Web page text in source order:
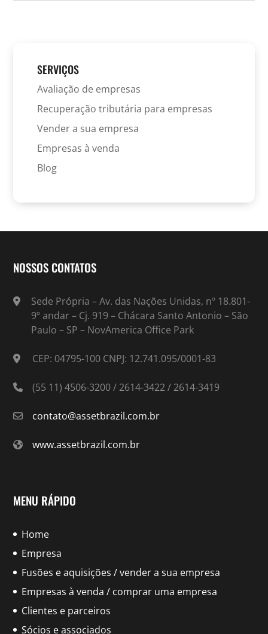
SERVIÇOS
Avaliação de empresas
Recuperação tributária para empresas
Vender a sua empresa
Empresas à venda
Blog
NOSSOS CONTATOS
Sede Própria – Av. das Nações Unidas, nº 18.801-
9º andar – Cj. 919 – Chácara Santo Antonio – São
Paulo – SP – NovAmerica Office Park
CEP: 04795-100 CNPJ: 12.741.095/0001-83
(55 11) 4506-3200 / 2614-3422 / 2614-3419
contato@assetbrazil.com.br
www.assetbrazil.com.br
MENU RÁPIDO
Home
Empresa
Fusões e aquisições / vender a sua empresa
Empresas à venda / comprar uma empresa
Clientes e parceiros
Sócios e associados